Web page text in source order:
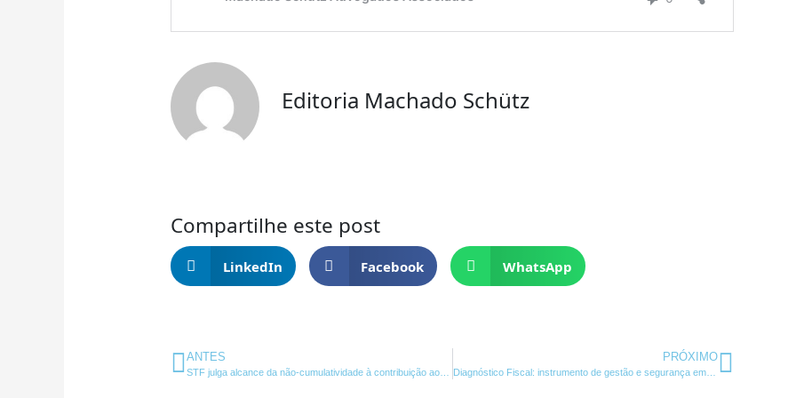
Editoria Machado Schütz
Compartilhe este post
LinkedIn Facebook WhatsApp
Anterior
ANTES PRÓXIMO
Diagnóstico Fiscal: instrumento de gestão e segurança empresarial